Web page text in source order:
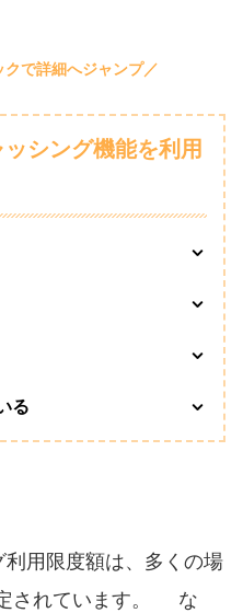
シング機能を利用
る
用限度額は、多くの場
されています。 な